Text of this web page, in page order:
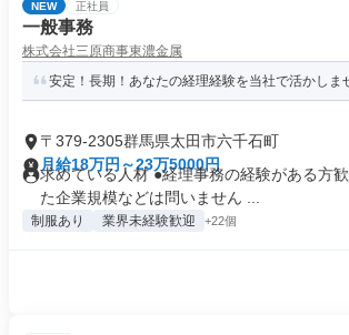
NEW 正社員
一般事務
株式会社三原商事東濃金属
安定！長期！あなたの経理経験を当社で活かしま
〒379-2305群馬県太田市六千石町
月給18万円～23万5000円
求めている人材 ●経理事務の経験がある方
た企業規模などは問いません ...
制服あり 業界未経験歓迎 +22個